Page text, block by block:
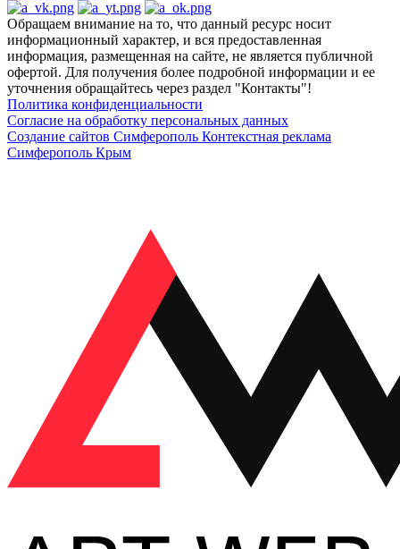
Обращаем внимание на то, что данный ресурс носит
информационный характер, и вся предоставленная
информация, размещенная на сайте, не является публичной
офертой. Для получения более подробной информации и ее
уточнения обращайтесь через раздел "Контакты"!
Политика конфиденциальности
Согласие на обработку персональных данных
Создание сайтов Симферополь Контекстная реклама
Симферополь Крым